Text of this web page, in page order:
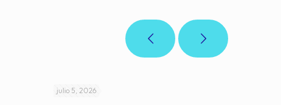
julio 5, 2026